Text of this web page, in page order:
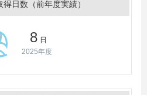
日数（前年度実績）
8 日
2025年度